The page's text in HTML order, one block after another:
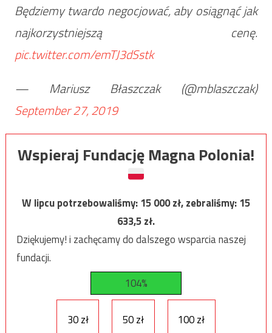
Będziemy twardo negocjować, aby osiągnąć jak
najkorzystniejszą cenę.
pic.twitter.com/emTJ3dSstk
— Mariusz Błaszczak (@mblaszczak)
September 27, 2019
Wspieraj Fundację Magna Polonia!
W lipcu potrzebowaliśmy:15 000zł, zebraliśmy:15
633,5zł.
Dziękujemy! i zachęcamy do dalszego wsparcia naszej
fundacji.
104%
30 zł 50 zł 100 zł